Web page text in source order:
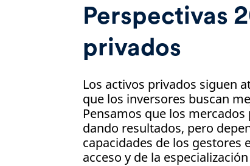
Perspectivas
privados
Los activos privados siguen
que los inversores buscan
Pensamos que los
dando resultados, pero
capacidades de los gestores
acceso y de la